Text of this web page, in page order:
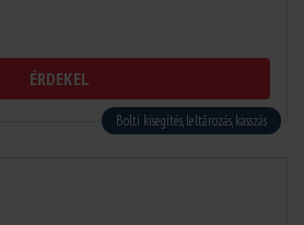
ÉRDEKEL
Bolti kisegítés, leltározás, kasszás